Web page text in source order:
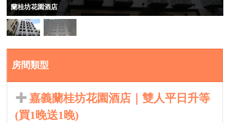
蘭桂坊花園酒店
房間類型
嘉義蘭桂坊花園酒店｜雙人平日升等
(買1晚送1晚)